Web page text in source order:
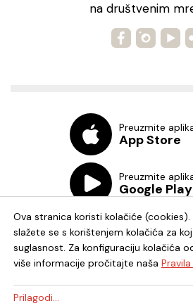
na društvenim
Preuzmite
App Store
Preuzmite
Google Play
Ova stranica koristi kolačiće (cookies).
slažete se s korištenjem kolačića za
suglasnost. Za konfiguraciju kolačića
više informacije pročitajte naša
Prilagodi...